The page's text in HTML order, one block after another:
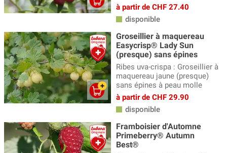
à partir de CHF 27.40
disponible
Groseillier à maquereau
Easycrisp® Lady Sun
(presque) sans épines
Ribes uva-crispa : Groseillier à
maquereau jaune (presque)
sans épines à peau molle
à partir de CHF 29.90
disponible
Framboisier d'Automne
Primeberry® Autumn
Best®